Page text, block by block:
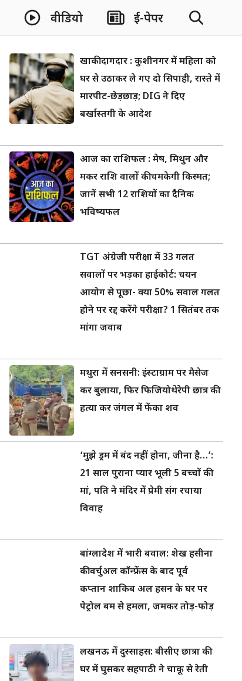
वीडियो ई-पेपर
खाकी दागदार : कुशीनगर में महिला को
घर से उठाकर ले गए दो सिपाही, रास्ते में
मारपीट-छेड़छाड़; DIG ने दिए
बर्खास्तगी के आदेश
आज का राशिफल : मेष, मिथुन और
मकर राशि वालों की चमकेगी किस्मत;
जानें सभी 12 राशियों का दैनिक
भविष्यफल
TGT अंग्रेजी परीक्षा में 33 गलत
सवालों पर भड़का हाईकोर्ट: चयन
आयोग से पूछा- क्या 50% सवाल गलत
होने पर रद्द करेंगे परीक्षा? 1 सितंबर तक
मांगा जवाब
मथुरा में सनसनी: इंस्टाग्राम पर मैसेज
कर बुलाया, फिर फिजियोथेरेपी छात्र की
हत्या कर जंगल में फेंका शव
‘मुझे ड्रम में बंद नहीं होना, जीना है…’:
21 साल पुराना प्यार भूली 5 बच्चों की
मां, पति ने मंदिर में प्रेमी संग रचाया
विवाह
बांग्लादेश में भारी बवाल: शेख हसीना
की वर्चुअल कॉन्फ्रेंस के बाद पूर्व
कप्तान शाकिब अल हसन के घर पर
पेट्रोल बम से हमला, जमकर तोड़-फोड़
लखनऊ में दुस्साहस: बीसीए छात्रा की
घर में घुसकर सहपाठी ने चाकू से रेती